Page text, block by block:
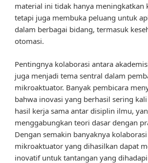
material ini tidak hanya meningkatkan
tetapi juga membuka peluang untuk
dalam berbagai bidang, termasuk
otomasi.
Pentingnya kolaborasi antara
juga menjadi tema sentral dalam
mikroaktuator. Banyak pembicara
bahwa inovasi yang berhasil sering
hasil kerja sama antar disiplin ilmu,
menggabungkan teori dasar dengan
Dengan semakin banyaknya
mikroaktuator yang dihasilkan dapat
inovatif untuk tantangan yang